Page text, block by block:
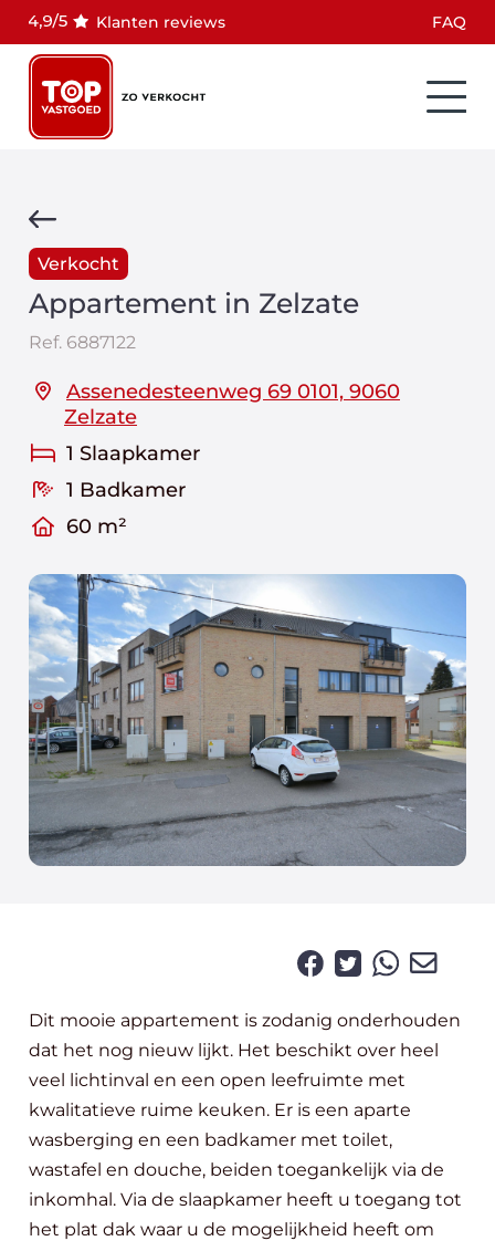
Klanten reviews FAQ
Verkocht
Appartement in Zelzate
Ref. 6887122
Assenedesteenweg 69 0101, 9060
Zelzate
1 Slaapkamer
1 Badkamer
60 m²
Dit mooie appartement is zodanig onderhouden
dat het nog nieuw lijkt. Het beschikt over heel
veel lichtinval en een open leefruimte met
kwalitatieve ruime keuken. Er is een aparte
wasberging en een badkamer met toilet,
wastafel en douche, beiden toegankelijk via de
inkomhal. Via de slaapkamer heeft u toegang tot
het plat dak waar u de mogelijkheid heeft om